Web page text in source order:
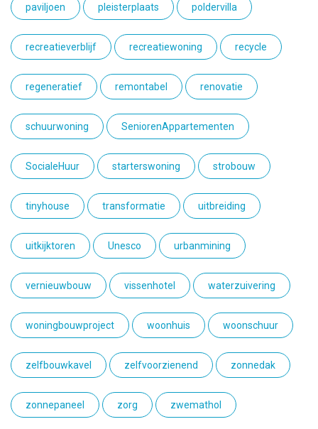
paviljoen pleisterplaats poldervilla
recreatieverblijf recreatiewoning recycle
regeneratief remontabel renovatie
schuurwoning SeniorenAppartementen
SocialeHuur starterswoning strobouw
tinyhouse transformatie uitbreiding
uitkijktoren Unesco urbanmining
vernieuwbouw vissenhotel waterzuivering
woningbouwproject woonhuis woonschuur
zelfbouwkavel zelfvoorzienend zonnedak
zonnepaneel zorg zwemathol